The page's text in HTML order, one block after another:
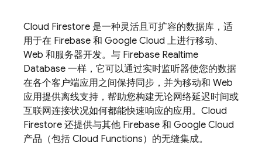
Cloud Firestore 是一种灵活且可扩容的数据库，适
用于在 Firebase 和 Google Cloud 上进行移动、
Web 和服务器开发。与 Firebase Realtime
Database 一样，它可以通过实时监听器使您的数据
在各个客户端应用之间保持同步，并为移动和 Web
应用提供离线支持，帮助您构建无论网络延迟时间或
互联网连接状况如何都能快速响应的应用。 Cloud
Firestore 还提供与其他 Firebase 和 Google Cloud
产品（包括 Cloud Functions）的无缝集成。